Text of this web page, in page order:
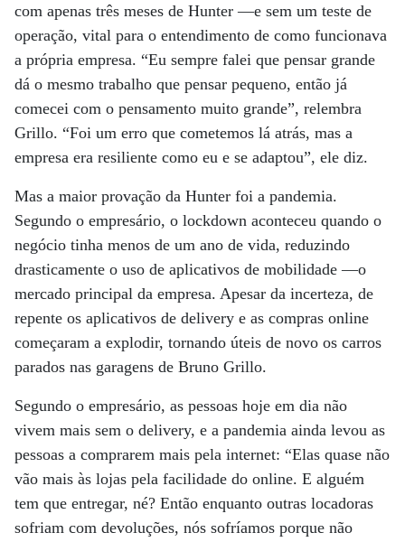
com apenas três meses de Hunter —e sem um teste de
operação, vital para o entendimento de como funcionava
a própria empresa. “Eu sempre falei que pensar grande
dá o mesmo trabalho que pensar pequeno, então já
comecei com o pensamento muito grande”, relembra
Grillo. “Foi um erro que cometemos lá atrás, mas a
empresa era resiliente como eu e se adaptou”, ele diz.
Mas a maior provação da Hunter foi a pandemia.
Segundo o empresário, o lockdown aconteceu quando o
negócio tinha menos de um ano de vida, reduzindo
drasticamente o uso de aplicativos de mobilidade —o
mercado principal da empresa. Apesar da incerteza, de
repente os aplicativos de delivery e as compras online
começaram a explodir, tornando úteis de novo os carros
parados nas garagens de Bruno Grillo.
Segundo o empresário, as pessoas hoje em dia não
vivem mais sem o delivery, e a pandemia ainda levou as
pessoas a comprarem mais pela internet: “Elas quase não
vão mais às lojas pela facilidade do online. E alguém
tem que entregar, né? Então enquanto outras locadoras
sofriam com devoluções, nós sofríamos porque não